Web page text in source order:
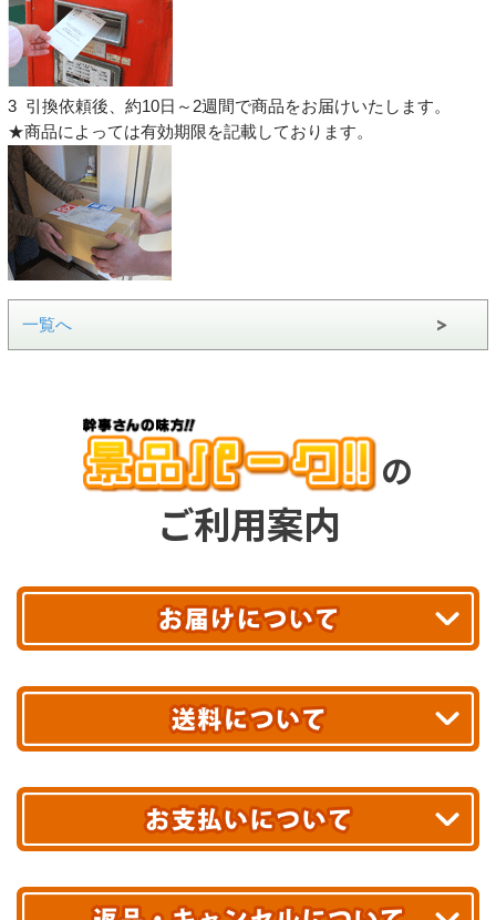
3 引換依頼後、約10日～2週間で商品をお届けいたします。
★商品によっては有効期限を記載しております。
一覧へ
の
ご利用案内
最短翌日お届け!
あす着エリアが対象です。
エリアやお届け日の確認はこちら▶
※ 配送業者による配送遅延が生じる可能性がございます。
※ 沖縄・離島はお届けできません。
送料無料!
10,000円未満 全国一律1,100円(税込)
配送業者
クレジットカード